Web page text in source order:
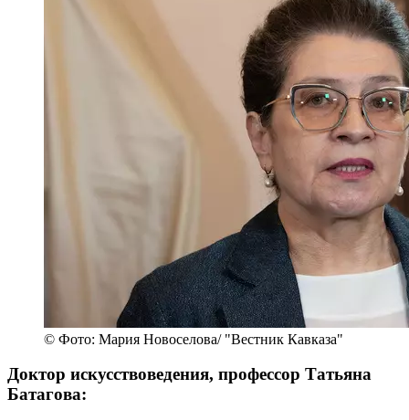
© Фото: Мария Новоселова/ "Вестник Кавказа"
Доктор искусствоведения, профессор Татьяна
Батагова: